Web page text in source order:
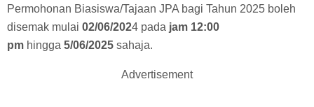
Permohonan Biasiswa/Tajaan JPA bagi Tahun 2025 boleh
disemak mulai 02/06/2024 pada jam 12:00
pm hingga 5/06/2025 sahaja.
Advertisement